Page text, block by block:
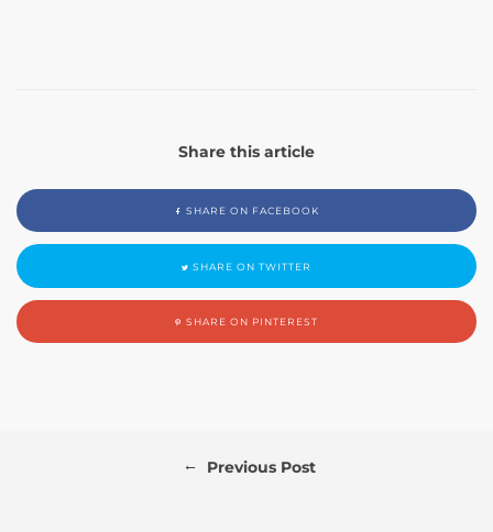
Share this article
SHARE ON FACEBOOK
SHARE ON TWITTER
SHARE ON PINTEREST
← Previous Post